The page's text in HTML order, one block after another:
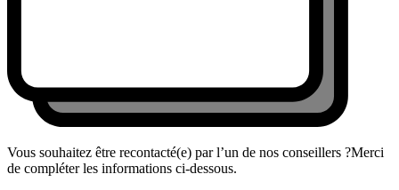
Vous souhaitez être recontacté(e) par l’un de nos conseillers ?Merci
de compléter les informations ci-dessous.